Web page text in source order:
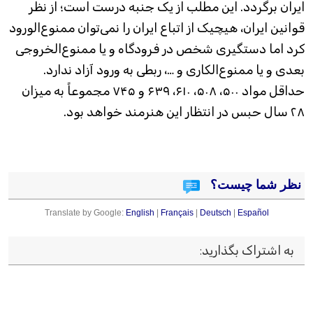
ایران برگردد. این مطلب از یک جنبه درست است؛ از نظر
قوانین ایران، هیچیک از اتباع ایران را نمی‌توان ممنوع‌الور‌ود
کرد اما دستگیری شخص در فرودگاه و یا ممنوع‌الخروجی
بعدی و یا ممنوع‌الکاری و …، ربطی به ورود آزاد ندارد.
حداقل مواد ۵۰۰، ۵۰۸، ۶۱۰، ۶۳۹ و ۷۴۵ مجموعاً به‌ میزان
۲۸ سال حبس در انتظار این هنرمند خواهد بود.
نظر شما چیست؟
Translate by Google: English Français| Deutsch Español
به اشتراک بگذارید: